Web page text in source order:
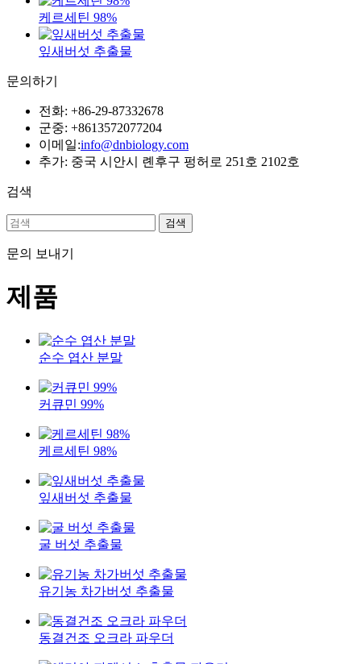
케르세틴 98%
잎새버섯 추출물
문의하기
전화: +86-29-87332678
군중: +8613572077204
이메일:info@dnbiology.com
추가: 중국 시안시 롄후구 펑허로 251호 2102호
검색
검색
문의 보내기
제품
순수 엽산 분말
커큐민 99%
케르세틴 98%
잎새버섯 추출물
굴 버섯 추출물
유기농 차가버섯 추출물
동결건조 오크라 파우더